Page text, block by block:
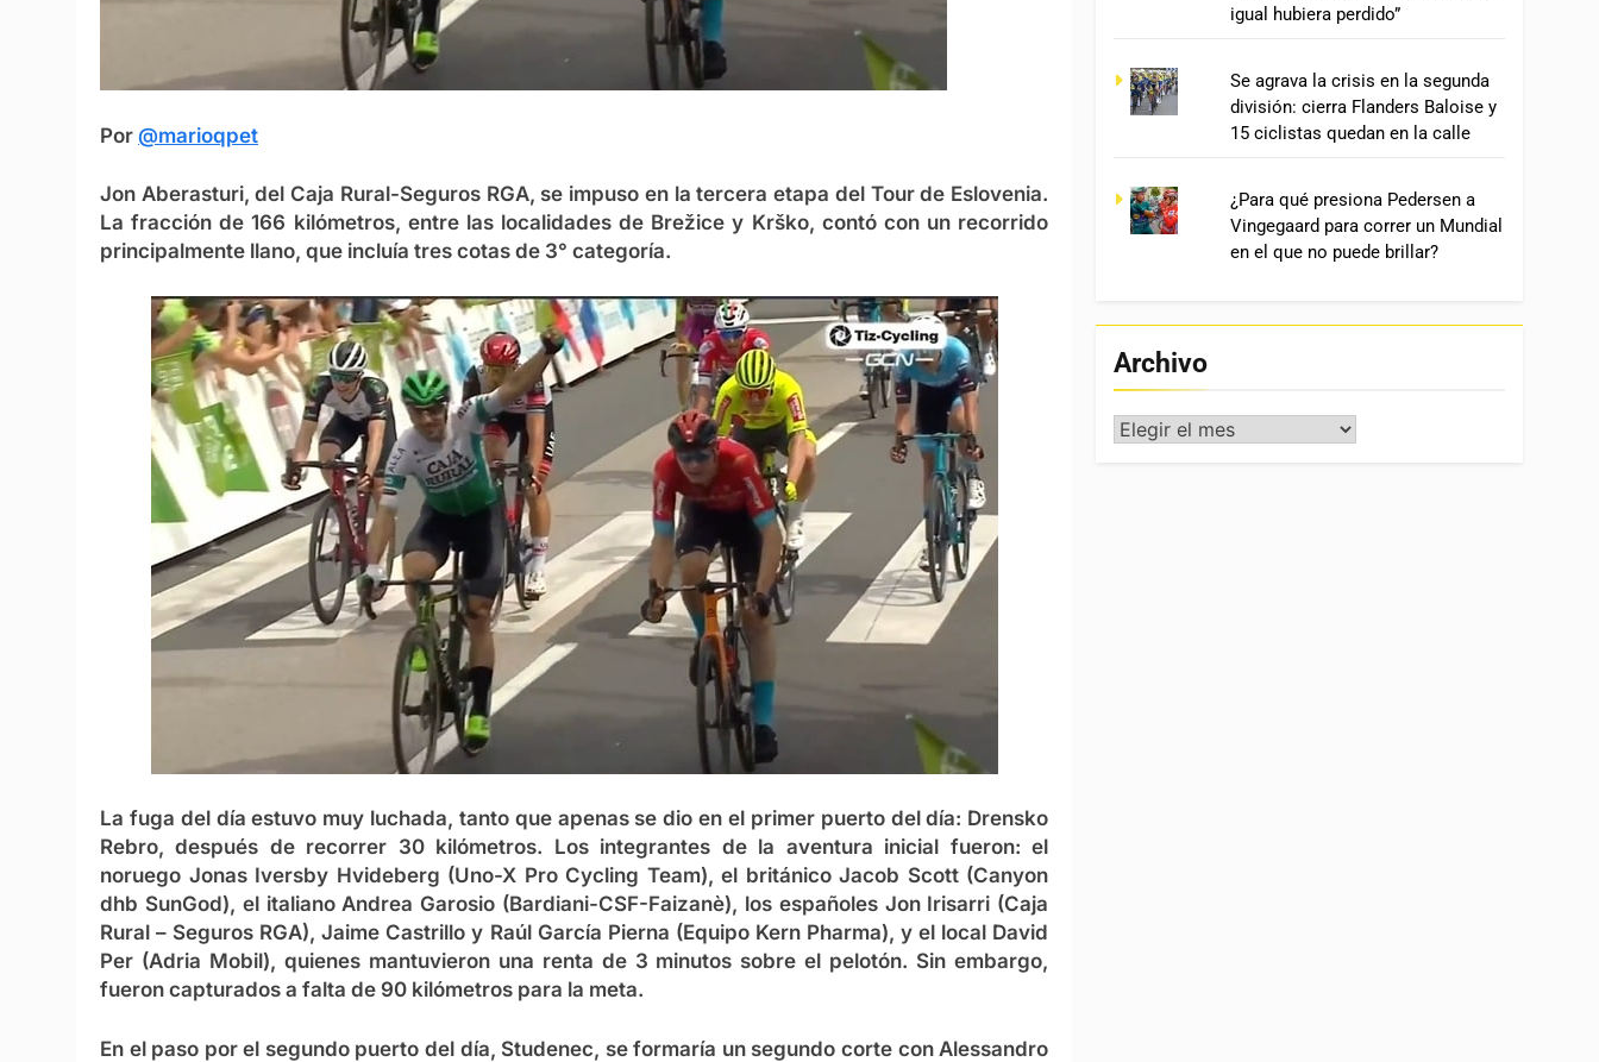
Por @marioqpet
Jon Aberasturi, del Caja Rural-Seguros RGA, se impuso en la tercera etapa del Tour de Eslovenia.
La fracción de 166 kilómetros, entre las localidades de Brežice y Krško, contó con un recorrido
principalmente llano, que incluía tres cotas de 3° categoría.
La fuga del día estuvo muy luchada, tanto que apenas se dio en el primer puerto del día: Drensko
Rebro, después de recorrer 30 kilómetros. Los integrantes de la aventura inicial fueron: el
noruego Jonas Iversby Hvideberg (Uno-X Pro Cycling Team), el británico Jacob Scott (Canyon
dhb SunGod), el italiano Andrea Garosio (Bardiani-CSF-Faizanè), los españoles Jon Irisarri (Caja
Rural – Seguros RGA), Jaime Castrillo y Raúl García Pierna (Equipo Kern Pharma), y el local David
Per (Adria Mobil), quienes mantuvieron una renta de 3 minutos sobre el pelotón. Sin embargo,
fueron capturados a falta de 90 kilómetros para la meta.
En el paso por el segundo puerto del día, Studenec, se formaría un segundo corte con Alessandro
igual hubiera perdido”
Se agrava la crisis en la segunda
división: cierra Flanders Baloise y
15 ciclistas quedan en la calle
¿Para qué presiona Pedersen a
Vingegaard para correr un Mundial
en el que no puede brillar?
Archivo
Archivo